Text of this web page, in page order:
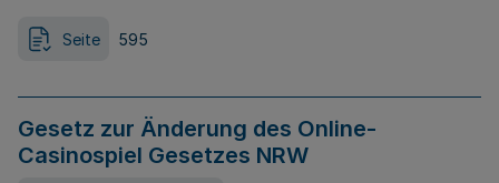
Seite 595
Gesetz zur Änderung des Online-
Casinospiel Gesetzes NRW